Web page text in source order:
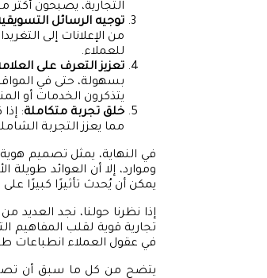
التجارية، يصبحون أكثر
توجيه الرسائل
من الإعلانات إلى
للعملاء.
تعزيز التعرف على
بسهولة، حتى في
يتذكرون الخدمات أو
خلق تجربة متكاملة:
مما يعزز التجربة
في النهاية، يمثل تصميم
وموارد، إلا أن العوائد
يمكن أن يُحدث تأثيرًا كبيرًا
إذا نظرنا حولنا، نجد العديد
تجارية قوية لقلب المفاهيم
في عقول العملاء انطباعات
يتضح من كل ما سبق أن